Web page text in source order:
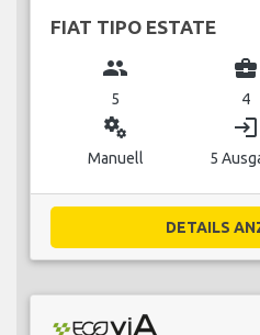
FIAT TIPO ESTATE
group
5
business_center
4
miscellaneous_services
Manuell
login
5
DETAILS